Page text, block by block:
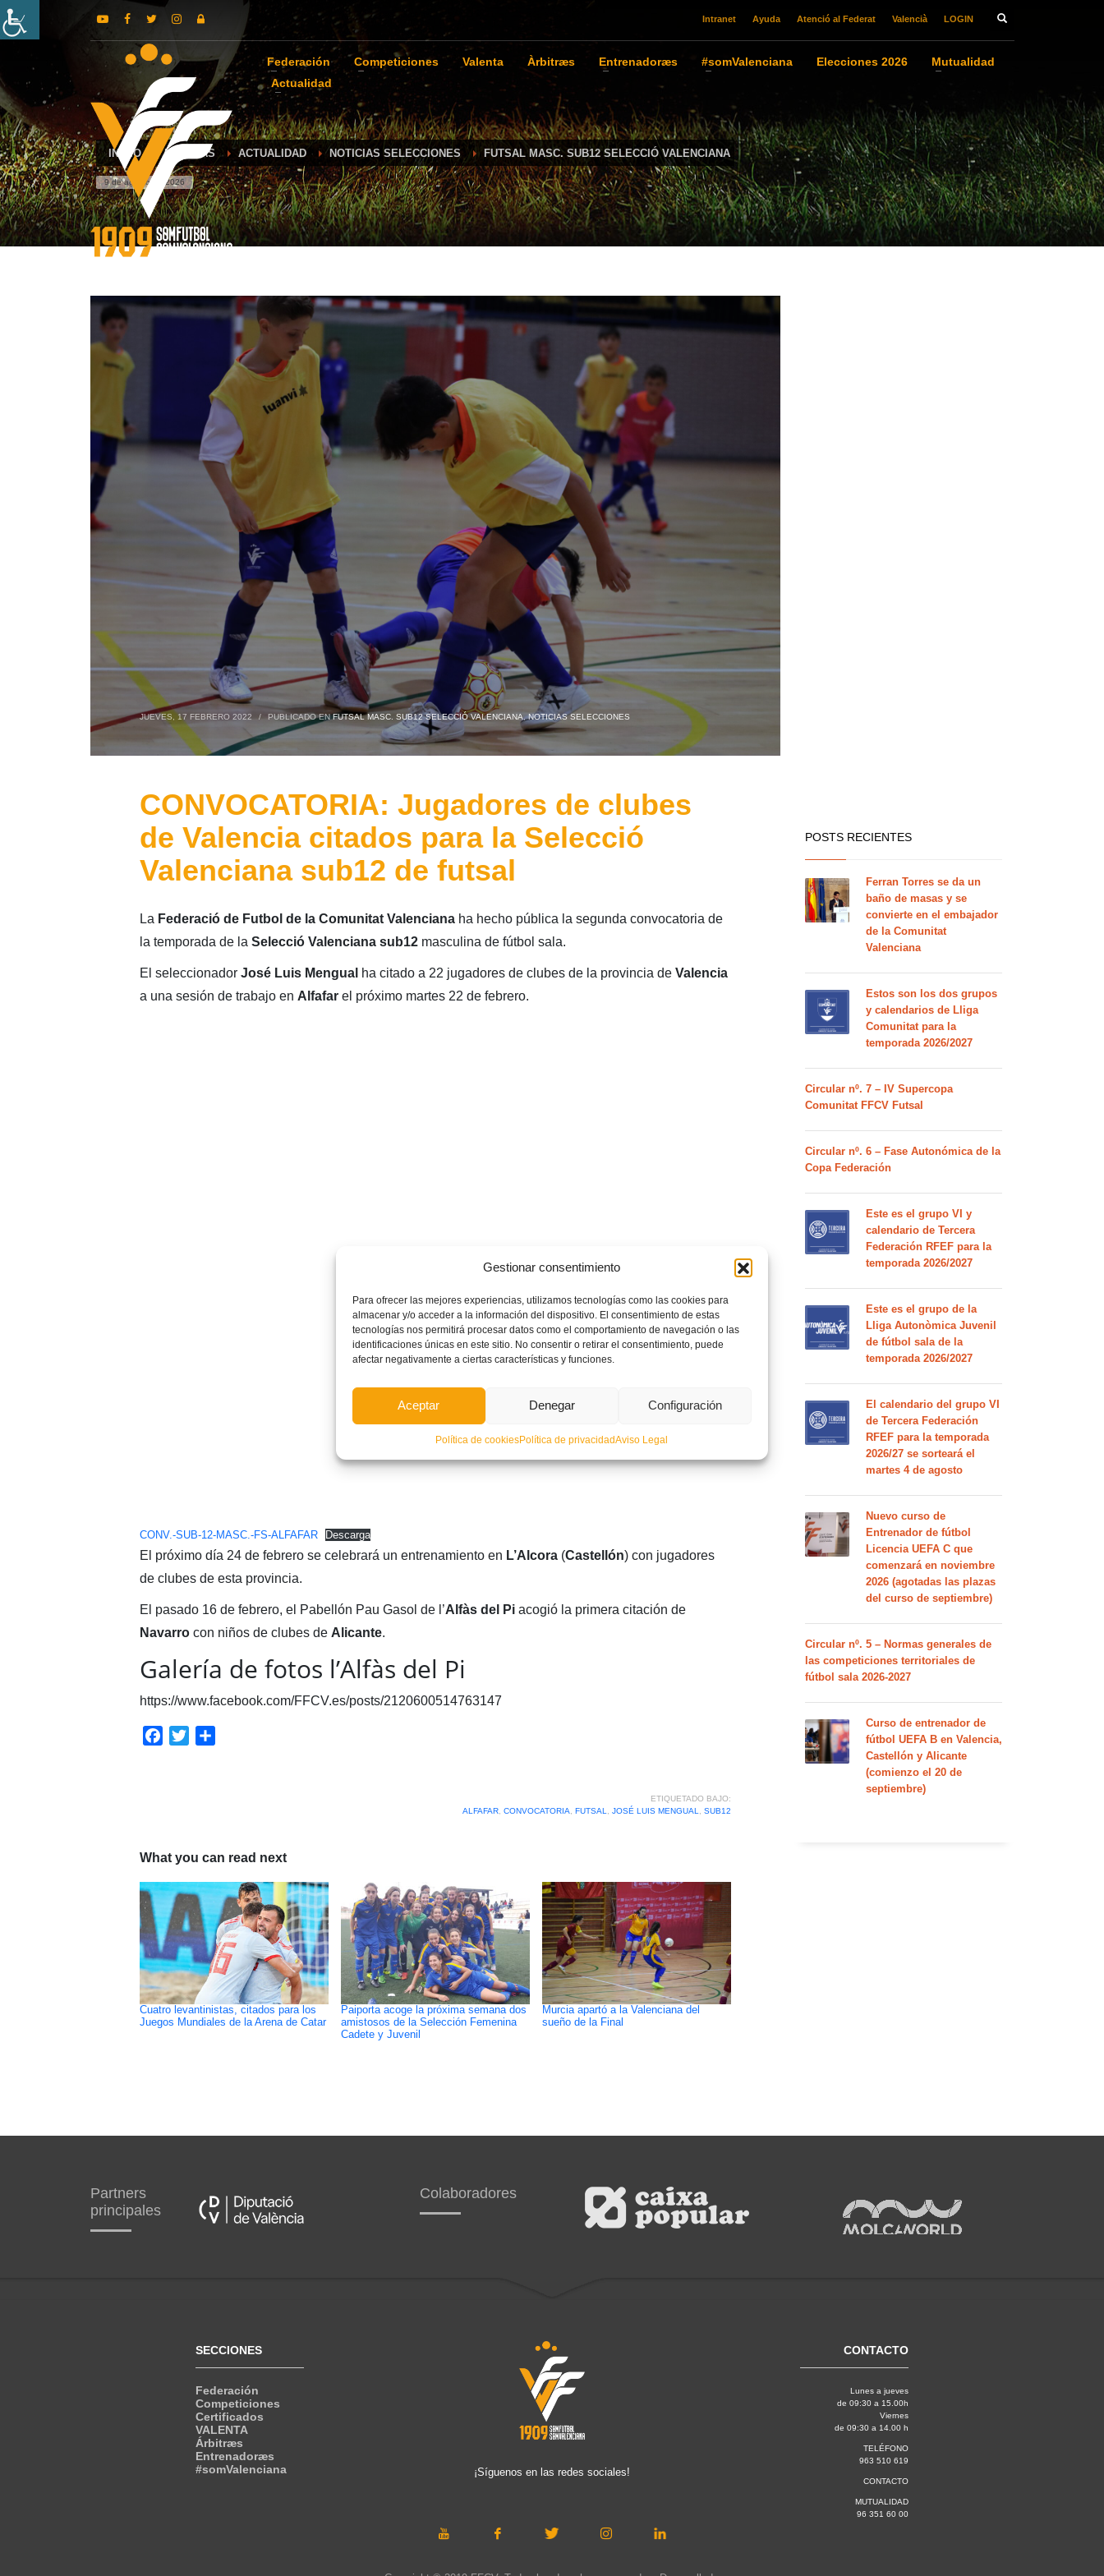
Gestionar consentimiento
Para ofrecer las mejores experiencias, utilizamos tecnologías como las cookies para
almacenar y/o acceder a la información del dispositivo. El consentimiento de estas
tecnologías nos permitirá procesar datos como el comportamiento de navegación o las
identificaciones únicas en este sitio. No consentir o retirar el consentimiento, puede
afectar negativamente a ciertas características y funciones.
Aceptar Denegar Configuración
Política de cookiesPolítica de privacidadAviso Legal
Intranet Ayuda Atenció al Federat Valencià LOGIN
Federación Competiciones Valenta Àrbitræs Entrenadoræs #somValenciana Elecciones 2026
Mutualidad
Actualidad
INICIO NOTICIAS ACTUALIDAD NOTICIAS SELECCIONES FUTSAL MASC. SUB12 SELECCIÓ VALENCIANA
9 de agosto de 2026
JUEVES, 17 FEBRERO 2022 / PUBLICADO ENFUTSAL MASC. SUB12 SELECCIÓ VALENCIANA ,NOTICIAS SELECCIONES
CONVOCATORIA: Jugadores de clubes
de Valencia citados para la Selecció
Valenciana sub12 de futsal
La Federació de Futbol de la Comunitat Valencianaha hecho pública la segunda convocatoria de
la temporada de la Selecció Valenciana sub12masculina de fútbol sala.
El seleccionador José Luis Mengual ha citado a 22 jugadores de clubes de la provincia de Valencia
a una sesión de trabajo en Alfafarel próximo martes 22 de febrero.
CONV.-SUB-12-MASC.-FS-ALFAFAR Descarga
El próximo día 24 de febrero se celebrará un entrenamiento en L’Alcora(Castellón) con jugadores
de clubes de esta provincia.
El pasado 16 de febrero, el Pabellón Pau Gasol de l’Alfàs del Piacogió la primera citación de
Navarrocon niños de clubes de Alicante.
Galería de fotos l’Alfàs del Pi
https://www.facebook.com/FFCV.es/posts/2120600514763147
Facebook
Twitter
ETIQUETADO BAJO:
ALFAFAR, CONVOCATORIA FUTSAL JOSÉ LUIS MENGUAL SUB12
What you can read next
Cuatro levantinistas, citados para los
Juegos Mundiales de la Arena de Catar
Paiporta acoge la próxima semana dos
amistosos de la Selección Femenina
Cadete y Juvenil
Murcia apartó a la Valenciana del
sueño de la Final
POSTS RECIENTES
Ferran Torres se da un
baño de masas y se
convierte en el embajador
de la Comunitat
Valenciana
Estos son los dos grupos
y calendarios de Lliga
Comunitat para la
temporada 2026/2027
Circular nº. 7 – IV Supercopa
Comunitat FFCV Futsal
Circular nº. 6 – Fase Autonómica de la
Copa Federación
Este es el grupo VI y
calendario de Tercera
Federación RFEF para la
temporada 2026/2027
Este es el grupo de la
Lliga Autonòmica Juvenil
de fútbol sala de la
temporada 2026/2027
El calendario del grupo VI
de Tercera Federación
RFEF para la temporada
2026/27 se sorteará el
martes 4 de agosto
Nuevo curso de
Entrenador de fútbol
Licencia UEFA C que
comenzará en noviembre
2026 (agotadas las plazas
del curso de septiembre)
Circular nº. 5 – Normas generales de
las competiciones territoriales de
fútbol sala 2026-2027
Curso de entrenador de
fútbol UEFA B en Valencia,
Castellón y Alicante
(comienzo el 20 de
septiembre)
Partners
principales
Colaboradores
SECCIONES
Federación
Competiciones
Certificados
VALENTA
Árbitræs
Entrenadoræs
#somValenciana
¡Síguenos en las redes sociales!
CONTACTO
Lunes a jueves
de 09:30 a 15.00h
Viernes
de 09:30 a 14.00 h
TELÉFONO
963 510 619
CONTACTO
MUTUALIDAD
96 351 60 00